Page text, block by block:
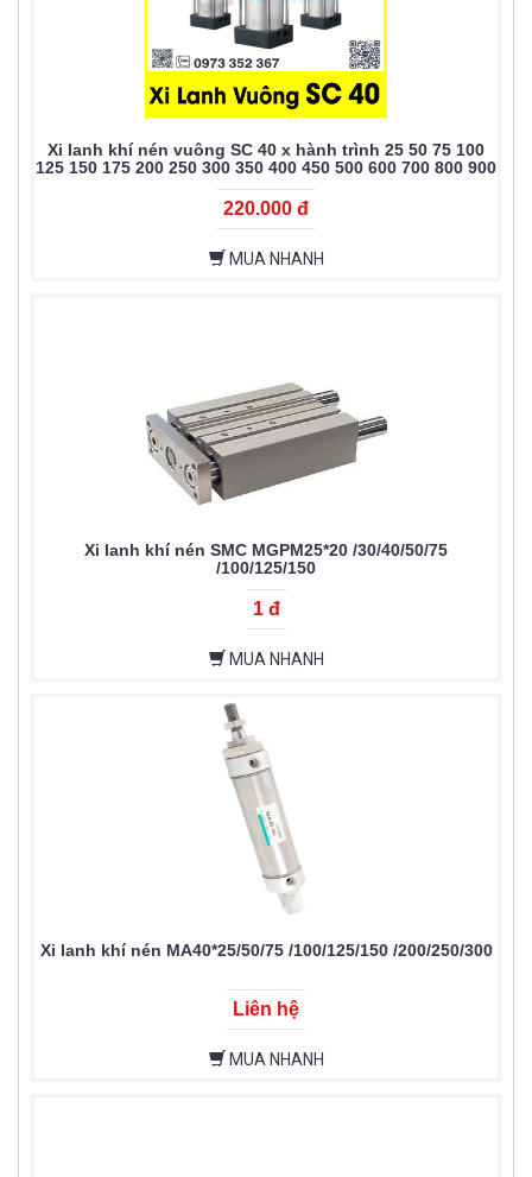
Xi lanh khí nén vuông SC 40 x hành trình 25 50 75 100
125 150 175 200 250 300 350 400 450 500 600 700 800 900
1000
220.000 đ
MUA NHANH
Xi lanh khí nén SMC MGPM25*20 /30/40/50/75
/100/125/150
1 đ
MUA NHANH
Xi lanh khí nén MA40*25/50/75 /100/125/150 /200/250/300
Liên hệ
MUA NHANH